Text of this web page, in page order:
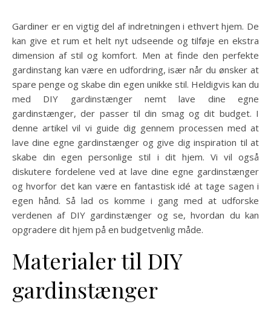
Gardiner er en vigtig del af indretningen i ethvert hjem. De
kan give et rum et helt nyt udseende og tilføje en ekstra
dimension af stil og komfort. Men at finde den perfekte
gardinstang kan være en udfordring, især når du ønsker at
spare penge og skabe din egen unikke stil. Heldigvis kan du
med DIY gardinstænger nemt lave dine egne
gardinstænger, der passer til din smag og dit budget. I
denne artikel vil vi guide dig gennem processen med at
lave dine egne gardinstænger og give dig inspiration til at
skabe din egen personlige stil i dit hjem. Vi vil også
diskutere fordelene ved at lave dine egne gardinstænger
og hvorfor det kan være en fantastisk idé at tage sagen i
egen hånd. Så lad os komme i gang med at udforske
verdenen af DIY gardinstænger og se, hvordan du kan
opgradere dit hjem på en budgetvenlig måde.
Materialer til DIY
gardinstænger